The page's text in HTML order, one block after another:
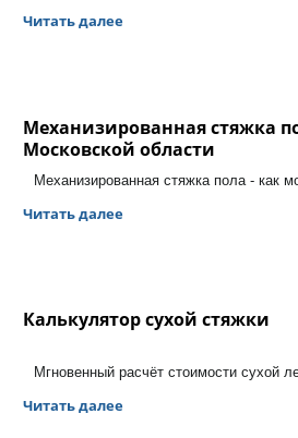
Читать далее
Механизированная стяжка
Московской области
Механизированная стяжка пола - как
Читать далее
Калькулятор сухой стяжки
Мгновенный расчёт стоимости сухой
Читать далее